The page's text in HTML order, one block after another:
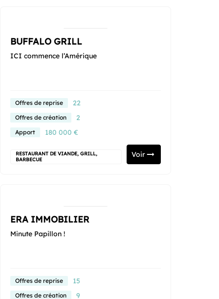
BUFFALO GRILL
ICI commence l’Amérique
Offres de reprise 22
Offres de création 2
Apport 180 000 €
RESTAURANT DE VIANDE, GRILL,
BARBECUE
Voir
ERA IMMOBILIER
Minute Papillon !
Offres de reprise 15
Offres de création 9